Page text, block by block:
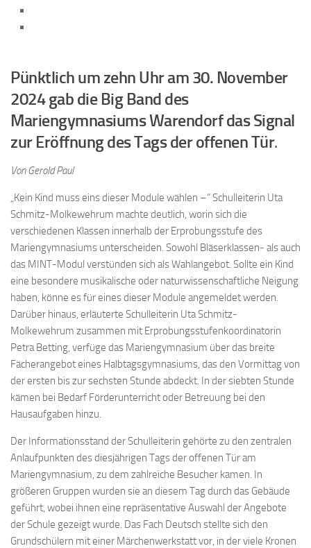
Pünktlich um zehn Uhr am 30. November
2024 gab die Big Band des
Mariengymnasiums Warendorf das Signal
zur Eröffnung des Tags der offenen Tür.
Von Gerold Paul
„Kein Kind muss eins dieser Module wählen –“ Schulleiterin Uta
Schmitz-Molkewehrum machte deutlich, worin sich die
verschiedenen Klassen innerhalb der Erprobungsstufe des
Mariengymnasiums unterscheiden. Sowohl Bläserklassen- als auch
das MINT-Modul verstünden sich als Wahlangebot. Sollte ein Kind
eine besondere musikalische oder naturwissenschaftliche Neigung
haben, könne es für eines dieser Module angemeldet werden.
Darüber hinaus, erläuterte Schulleiterin Uta Schmitz-
Molkewehrum zusammen mit Erprobungsstufenkoordinatorin
Petra Betting, verfüge das Mariengymnasium über das breite
Fächerangebot eines Halbtagsgymnasiums, das den Vormittag von
der ersten bis zur sechsten Stunde abdeckt. In der siebten Stunde
kämen bei Bedarf Förderunterricht oder Betreuung bei den
Hausaufgaben hinzu.
Der Informationsstand der Schulleiterin gehörte zu den zentralen
Anlaufpunkten des diesjährigen Tags der offenen Tür am
Mariengymnasium, zu dem zahlreiche Besucher kamen. In
größeren Gruppen wurden sie an diesem Tag durch das Gebäude
geführt, wobei ihnen eine repräsentative Auswahl der Angebote
der Schule gezeigt wurde. Das Fach Deutsch stellte sich den
Grundschülern mit einer Märchenwerkstatt vor, in der viele Kronen